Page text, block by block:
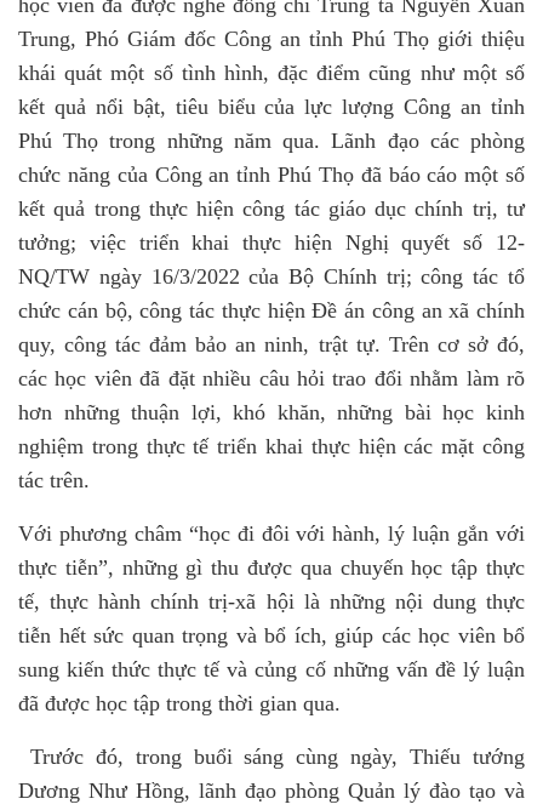
Trung, Phó Giám đốc Công an tỉnh Phú Thọ giới thiệu
khái quát một số tình hình, đặc điểm cũng như một số
kết quả nổi bật, tiêu biểu của lực lượng Công an tỉnh
Phú Thọ trong những năm qua. Lãnh đạo các phòng
chức năng của Công an tỉnh Phú Thọ đã báo cáo một số
kết quả trong thực hiện công tác giáo dục chính trị, tư
tưởng; việc triển khai thực hiện Nghị quyết số 12-
NQ/TW ngày 16/3/2022 của Bộ Chính trị; công tác tổ
chức cán bộ, công tác thực hiện Đề án công an xã chính
quy, công tác đảm bảo an ninh, trật tự. Trên cơ sở đó,
các học viên đã đặt nhiều câu hỏi trao đổi nhằm làm rõ
hơn những thuận lợi, khó khăn, những bài học kinh
nghiệm trong thực tế triển khai thực hiện các mặt công
tác trên.
Với phương châm “học đi đôi với hành, lý luận gắn với
thực tiễn”, những gì thu được qua chuyến học tập thực
tế, thực hành chính trị-xã hội là những nội dung thực
tiễn hết sức quan trọng và bổ ích, giúp các học viên bổ
sung kiến thức thực tế và củng cố những vấn đề lý luận
đã được học tập trong thời gian qua.
Trước đó, trong buổi sáng cùng ngày, Thiếu tướng
Dương Như Hồng, lãnh đạo phòng Quản lý đào tạo và